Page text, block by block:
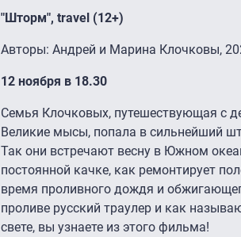
"Шторм", travel (12+)
Авторы: Андрей и Марина Клочковы,
12 ноября в 18.30
Семья Клочковых, путешествующая с
Великие мысы, попала в сильнейший
Так они встречают весну в Южном
постоянной качке, как ремонтирует
время проливного дождя и
проливе русский траулер и как
свете, вы узнаете из этого фильма!